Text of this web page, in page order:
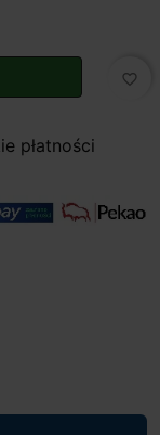
favorite_border
płatności